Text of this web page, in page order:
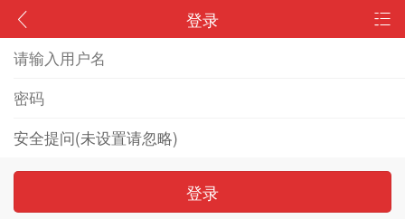
登录
登录